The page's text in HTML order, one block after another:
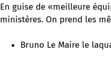
En guise de «meilleure
ministères. On prend les
Bruno Le Maire le